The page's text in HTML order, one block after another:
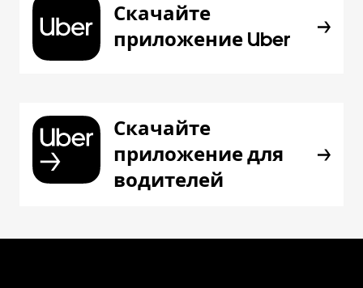
Скачайте
приложение Uber
Скачайте
приложение для
водителей